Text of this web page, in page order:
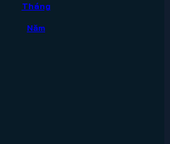
Tháng
Năm